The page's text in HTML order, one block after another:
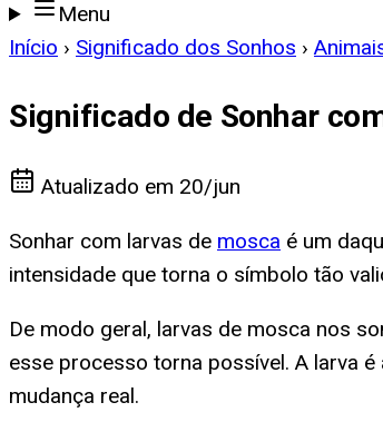
Menu
Início › Significado dos Sonhos ›
Significado de Sonhar
Atualizado em 20/jun
Sonhar com larvas de mosca é um
intensidade que torna o símbolo tão
De modo geral, larvas de mosca nos
esse processo torna possível. A larva
mudança real.